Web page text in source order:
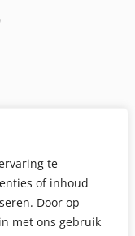
te
of inhoud
Door op
met ons gebruik